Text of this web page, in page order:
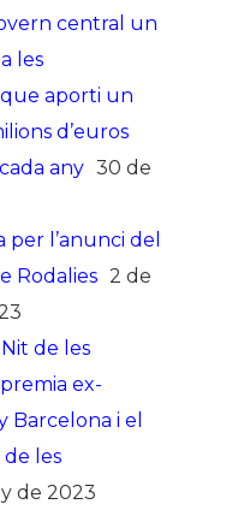
central un
les
aporti un
d’euros
any 30 de
l’anunci del
Rodalies 2 de
de les
ex-
Barcelona i el
les
de 2023